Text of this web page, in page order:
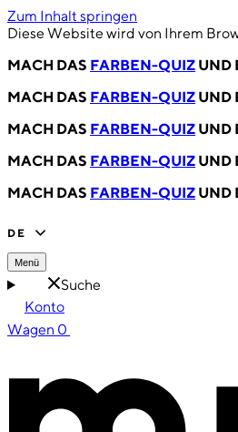
Zum Inhalt springen
Diese Website wird von Ihrem
MACH DAS FARBEN-QUIZ UND
MACH DAS FARBEN-QUIZ UND
MACH DAS FARBEN-QUIZ UND
MACH DAS FARBEN-QUIZ UND
MACH DAS FARBEN-QUIZ UND
DE
Menü
Suche
Konto
Wagen 0